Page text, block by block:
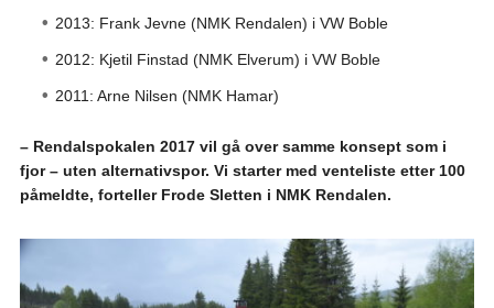
2013: Frank Jevne (NMK Rendalen) i VW Boble
2012: Kjetil Finstad (NMK Elverum) i VW Boble
2011: Arne Nilsen (NMK Hamar)
– Rendalspokalen 2017 vil gå over samme konsept som i
fjor – uten alternativspor. Vi starter med venteliste etter 100
påmeldte, forteller Frode Sletten i NMK Rendalen.